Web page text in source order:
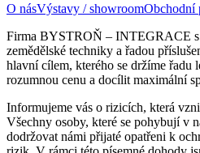
O násVýstavy / showroomObchodní
Firma BYSTROŇ – INTEGRACE
zemědělské techniky a řadou
hlavní cílem, kterého se držíme řadu
rozumnou cenu a docílit maximální
Informujeme vás o rizicích, která
Všechny osoby, které se pohybují v
dodržovat námi přijaté opatřeni k